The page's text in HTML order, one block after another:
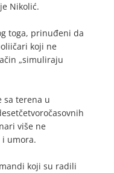
Nikolić.
toga, prinuđeni da
koji ne
„simuliraju
sa terena u
više ne
umora.
koji su radili